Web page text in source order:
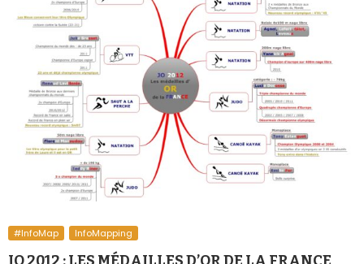
#InfoMap InfoMapping